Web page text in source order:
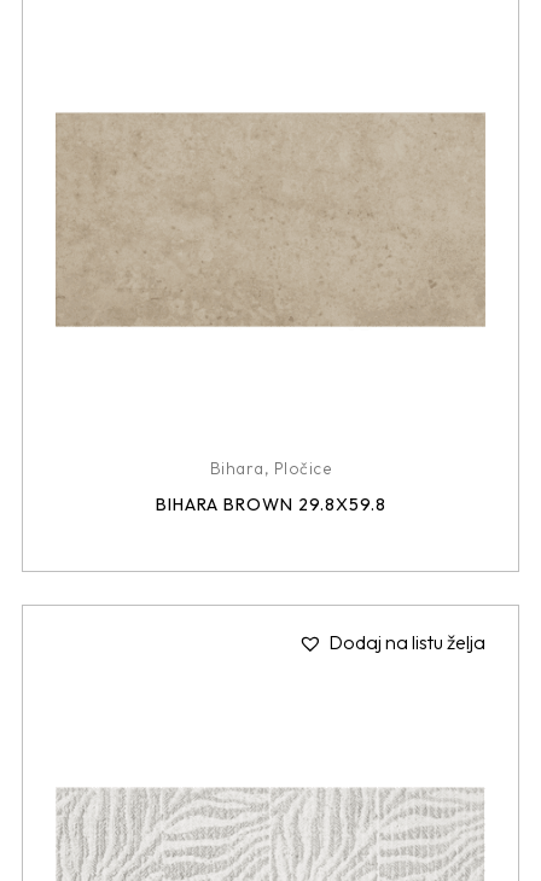
Bihara, Pločice
BIHARA BROWN 29.8X59.8
Dodaj na listu želja